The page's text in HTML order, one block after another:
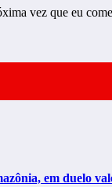
vez que eu
em duelo